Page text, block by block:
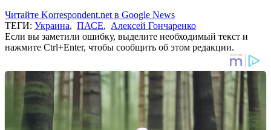
Читайте Korrespondent.net в Google News
ТЕГИ: Украина, ПАСЕ, Алексей Гончаренко
Если вы заметили ошибку, выделите необходимый текст и
нажмите Ctrl+Enter, чтобы сообщить об этом редакции.